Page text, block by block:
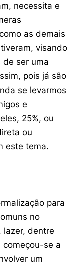
necessita e
as demais
visando
de ser uma
pois já são
se levarmos
e
25%, ou
ou
este tema.
para
no
lazer, dentre
se a
um